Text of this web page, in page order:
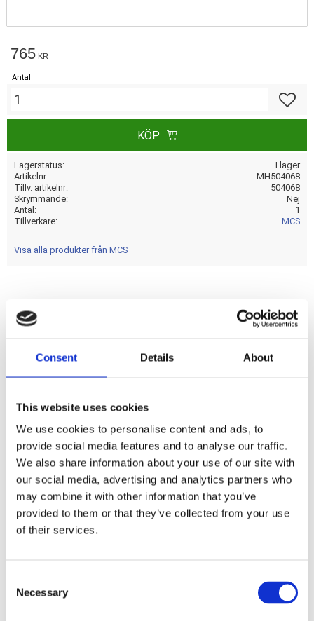
Consent Details About
This website uses cookies
We use cookies to personalise content and ads, to
provide social media features and to analyse our traffic.
We also share information about your use of our site with
our social media, advertising and analytics partners who
may combine it with other information that you’ve
provided to them or that they’ve collected from your use
of their services.
Necessary
765 KR
Antal
KÖP
Lagerstatus
I lager
Artikelnr
MH504068
Tillv. artikelnr
504068
Skrymmande
Nej
Antal
1
Tillverkare
MCS
Visa alla produkter från MCS
11" LONG
Dela med dig
F
e
o
o
k
Omdömen
Du